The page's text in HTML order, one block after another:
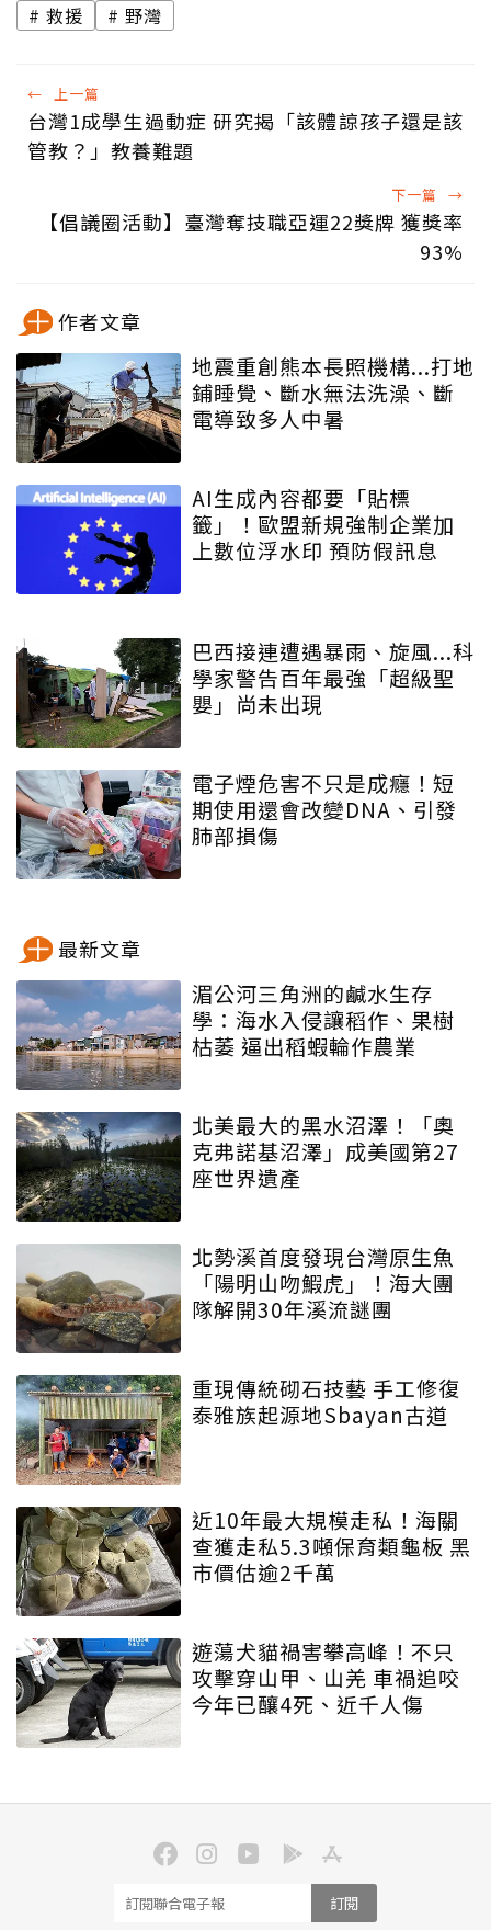
救援
野灣
← 上一篇
台灣1成學生過動症 研究揭「該體諒孩子還是該
管教？」教養難題
下一篇 →
【倡議圈活動】臺灣奪技職亞運22獎牌 獲獎率
93%
作者文章
地震重創熊本長照機構...打地
鋪睡覺、斷水無法洗澡、斷
電導致多人中暑
AI生成內容都要「貼標
籤」！歐盟新規強制企業加
上數位浮水印 預防假訊息
巴西接連遭遇暴雨、旋風...科
學家警告百年最強「超級聖
嬰」尚未出現
電子煙危害不只是成癮！短
期使用還會改變DNA、引發
肺部損傷
最新文章
湄公河三角洲的鹹水生存
學：海水入侵讓稻作、果樹
枯萎 逼出稻蝦輪作農業
北美最大的黑水沼澤！「奧
克弗諾基沼澤」成美國第27
座世界遺產
北勢溪首度發現台灣原生魚
「陽明山吻鰕虎」！海大團
隊解開30年溪流謎團
重現傳統砌石技藝 手工修復
泰雅族起源地Sbayan古道
近10年最大規模走私！海關
查獲走私5.3噸保育類龜板 黑
市價估逾2千萬
遊蕩犬貓禍害攀高峰！不只
攻擊穿山甲、山羌 車禍追咬
今年已釀4死、近千人傷
訂閱